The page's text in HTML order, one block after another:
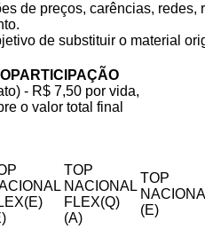
de preços, carências,
de substituir o material
- R$ 7,50 por vida,
o valor total final
TOP
NACIONAL
FLEX(Q)
(A)
TOP
(E)